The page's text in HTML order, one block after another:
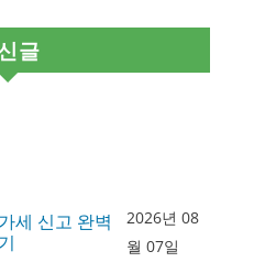
글
세 신고 완벽
2026년 08
월 07일